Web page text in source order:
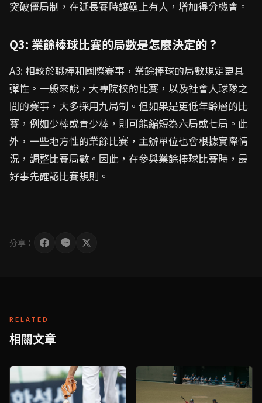
突破僵局制，在延長賽時讓壘上有人，增加得分機會。
Q3: 業餘棒球比賽的局數是怎麼決定的？
A3: 相較於職棒和國際賽事，業餘棒球的局數規定更具
彈性。一般來說，大專院校的比賽，以及社會人球隊之
間的賽事，大多採用九局制。但如果是更低年齡層的比
賽，例如少棒或青少棒，則可能縮短為六局或七局。此
外，一些地方性的業餘比賽，主辦單位也會根據實際情
況，調整比賽局數。因此，在參與業餘棒球比賽時，最
好事先確認比賽規則。
分享：
RELATED
相關文章